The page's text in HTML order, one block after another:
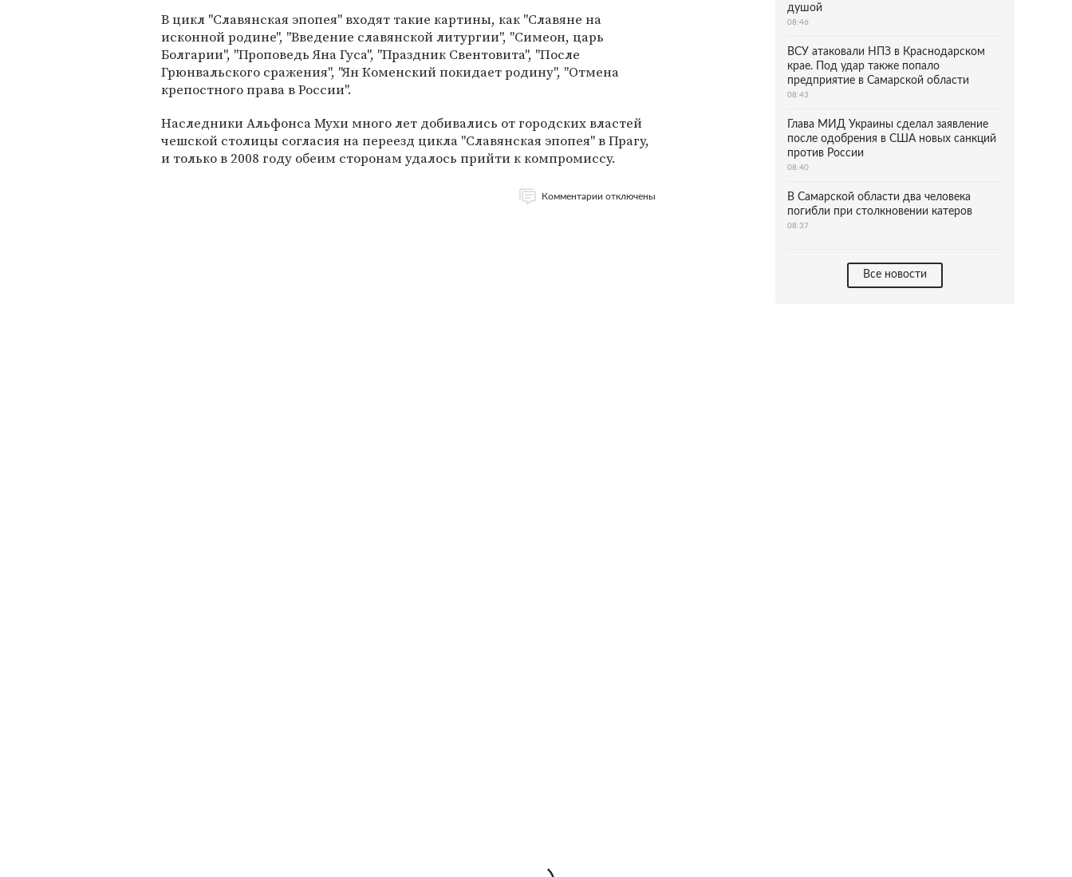
В цикл "Славянская эпопея" входят такие картины, как "Славяне на
исконной родине", "Введение славянской литургии", "Симеон, царь
Болгарии", "Проповедь Яна Гуса", "Праздник Свентовита", "После
Грюнвальского сражения", "Ян Коменский покидает родину", "Отмена
крепостного права в России".
Наследники Альфонса Мухи много лет добивались от городских властей
чешской столицы согласия на переезд цикла "Славянская эпопея" в Прагу,
и только в 2008 году обеим сторонам удалось прийти к компромиссу.
Комментарии отключены
душой
08:46
ВСУ атаковали НПЗ в Краснодарском
крае. Под удар также попало
предприятие в Самарской области
08:43
Глава МИД Украины сделал заявление
после одобрения в США новых санкций
против России
08:40
В Самарской области два человека
погибли при столкновении катеров
08:37
Все новости